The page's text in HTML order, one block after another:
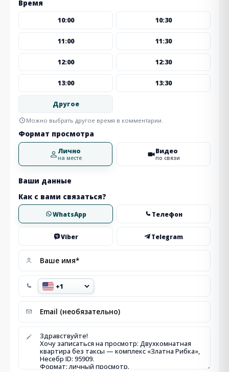
Время
10:00 10:30
11:00 11:30
12:00 12:30
13:00 13:30
Другое
Можно выбрать другое время в комментарии.
Формат просмотра
Лично
на месте
Видео
по связи
Ваши данные
Как с вами связаться?
WhatsApp Телефон
Viber Telegram